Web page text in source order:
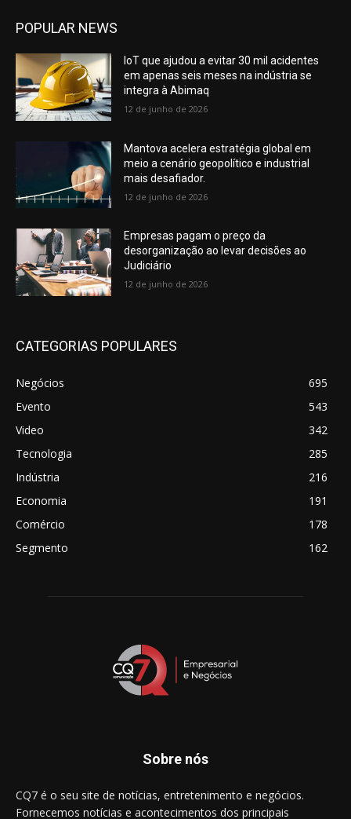
POPULAR NEWS
IoT que ajudou a evitar 30 mil acidentes
em apenas seis meses na indústria se
integra à Abimaq
12 de junho de 2026
Mantova acelera estratégia global em
meio a cenário geopolítico e industrial
mais desafiador.
12 de junho de 2026
Empresas pagam o preço da
desorganização ao levar decisões ao
Judiciário
12 de junho de 2026
CATEGORIAS POPULARES
Negócios
695
Evento
543
Video
342
Tecnologia
285
Indústria
216
Economia
191
Comércio
178
Segmento
162
Sobre nós
CQ7 é o seu site de notícias, entretenimento e negócios.
Fornecemos notícias e acontecimentos dos principais